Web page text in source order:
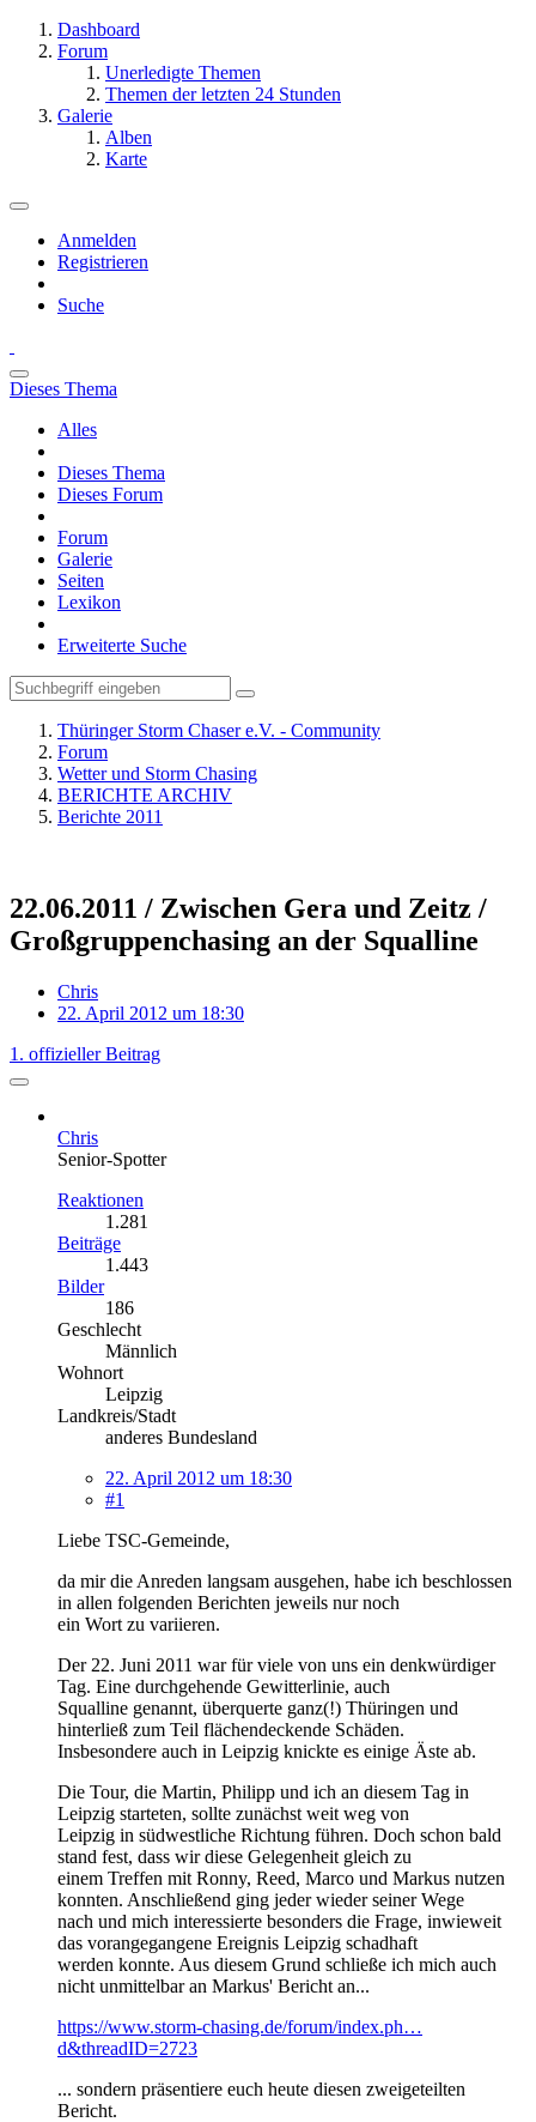
Dashboard
Forum
Unerledigte Themen
Themen der letzten 24 Stunden
Galerie
Alben
Karte
Anmelden
Registrieren
Suche
Dieses Thema
Alles
Dieses Thema
Dieses Forum
Forum
Galerie
Seiten
Lexikon
Erweiterte Suche
Thüringer Storm Chaser e.V. - Community
Forum
Wetter und Storm Chasing
BERICHTE ARCHIV
Berichte 2011
22.06.2011 / Zwischen Gera und Zeitz /
Großgruppenchasing an der Squalline
Chris
22. April 2012 um 18:30
1. offizieller Beitrag
Chris
Senior-Spotter
Reaktionen
1.281
Beiträge
1.443
Bilder
186
Geschlecht
Männlich
Wohnort
Leipzig
Landkreis/Stadt
anderes Bundesland
22. April 2012 um 18:30
#1
Liebe TSC-Gemeinde,
da mir die Anreden langsam ausgehen, habe ich beschlossen
in allen folgenden Berichten jeweils nur noch
ein Wort zu variieren.
Der 22. Juni 2011 war für viele von uns ein denkwürdiger
Tag. Eine durchgehende Gewitterlinie, auch
Squalline genannt, überquerte ganz(!) Thüringen und
hinterließ zum Teil flächendeckende Schäden.
Insbesondere auch in Leipzig knickte es einige Äste ab.
Die Tour, die Martin, Philipp und ich an diesem Tag in
Leipzig starteten, sollte zunächst weit weg von
Leipzig in südwestliche Richtung führen. Doch schon bald
stand fest, dass wir diese Gelegenheit gleich zu
einem Treffen mit Ronny, Reed, Marco und Markus nutzen
konnten. Anschließend ging jeder wieder seiner Wege
nach und mich interessierte besonders die Frage, inwieweit
das vorangegangene Ereignis Leipzig schadhaft
werden konnte. Aus diesem Grund schließe ich mich auch
nicht unmittelbar an Markus' Bericht an...
https://www.storm-chasing.de/forum/index.ph…
d&threadID=2723
... sondern präsentiere euch heute diesen zweigeteilten
Bericht.